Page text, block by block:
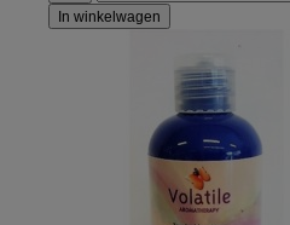
In winkelwagen